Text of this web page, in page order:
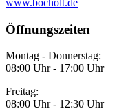
www.bocholt.de
Öffnungszeiten
Montag - Donnerstag:
08:00 Uhr - 17:00 Uhr
Freitag:
08:00 Uhr - 12:30 Uhr